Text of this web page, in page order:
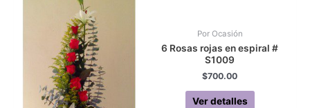
Por Ocasión
6 Rosas rojas en espiral #
S1009
$700.00
Ver detalles